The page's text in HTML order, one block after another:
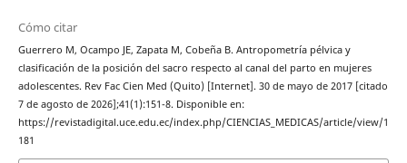
Cómo citar
Guerrero M, Ocampo JE, Zapata M, Cobeña B. Antropometría pélvica y
clasificación de la posición del sacro respecto al canal del parto en mujeres
adolescentes. Rev Fac Cien Med (Quito) [Internet]. 30 de mayo de 2017 [citado
7 de agosto de 2026];41(1):151-8. Disponible en:
https://revistadigital.uce.edu.ec/index.php/CIENCIAS_MEDICAS/article/view/1
181